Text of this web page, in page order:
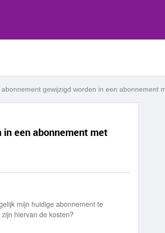
gewijzigd worden in een abonnement
een abonnement met
mijn huidige abonnement te
hiervan de kosten?